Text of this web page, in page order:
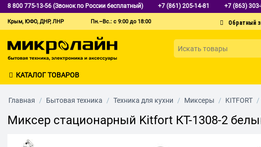
8 800 775-13-56 (Звонок по России бесплатный) +7 (861) 205-14-81 +7 (863) 303-
Крым, ЮФО, ДНР, ЛНР Пн.–Вс.: с 9:00 до 18:00
КАТАЛОГ ТОВАРОВ
Главная / Бытовая техника / Техника для кухни / Миксеры / KITFORT /
Миксер стационарный Kitfort КТ-1308-2